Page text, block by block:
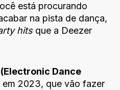
está procurando
na pista de dança,
hitsque a Deezer
(Electronic Dance
em 2023, que vão fazer